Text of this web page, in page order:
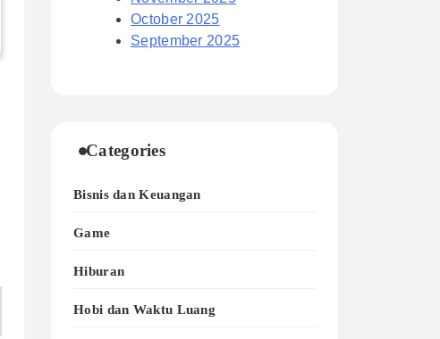
October 2025
September 2025
Categories
Bisnis dan Keuangan
Game
Hiburan
Hobi dan Waktu Luang